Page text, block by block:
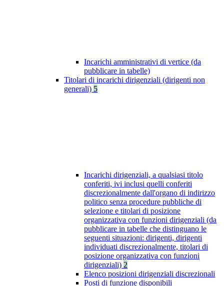
Incarichi amministrativi di vertice (da
pubblicare in tabelle)
Titolari di incarichi dirigenziali (dirigenti non
generali) 5
Incarichi dirigenziali, a qualsiasi titolo
conferiti, ivi inclusi quelli conferiti
discrezionalmente dall'organo di indirizzo
politico senza procedure pubbliche di
selezione e titolari di posizione
organizzativa con funzioni dirigenziali (da
pubblicare in tabelle che distinguano le
seguenti situazioni: dirigenti, dirigenti
individuati discrezionalmente, titolari di
posizione organizzativa con funzioni
dirigenziali) 2
Elenco posizioni dirigenziali discrezionali
Posti di funzione disponibili